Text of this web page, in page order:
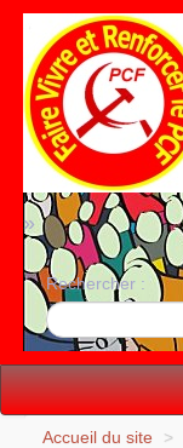
»
Rechercher :
Vie politique
Accueil du site >